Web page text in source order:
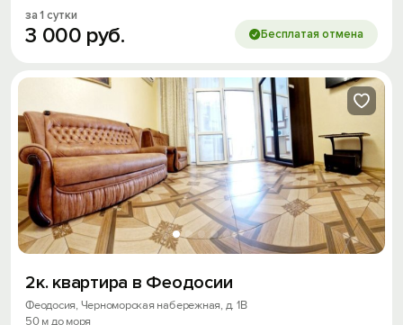
за 1 сутки
3 000 руб. Бесплатая отмена
2к. квартира в Феодосии
Феодосия, Черноморская набережная, д. 1В
50 м до моря